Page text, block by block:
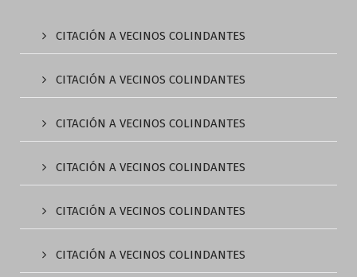
CITACIÓN A VECINOS COLINDANTES
CITACIÓN A VECINOS COLINDANTES
CITACIÓN A VECINOS COLINDANTES
CITACIÓN A VECINOS COLINDANTES
CITACIÓN A VECINOS COLINDANTES
CITACIÓN A VECINOS COLINDANTES